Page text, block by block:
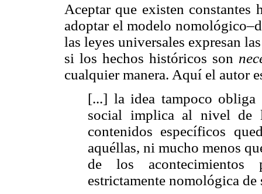
Aceptar que existen
adoptar el modelo
las leyes universales expresan
si los hechos históricos son
cualquier manera. Aquí el autor
[...] la idea tampoco
social implica al nivel de
contenidos específicos
aquéllas, ni mucho menos
de los acontecimientos
estrictamente nomológica